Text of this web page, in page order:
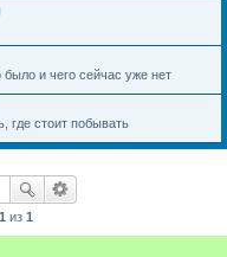
и чего сейчас уже нет
где стоит побывать
1 из 1